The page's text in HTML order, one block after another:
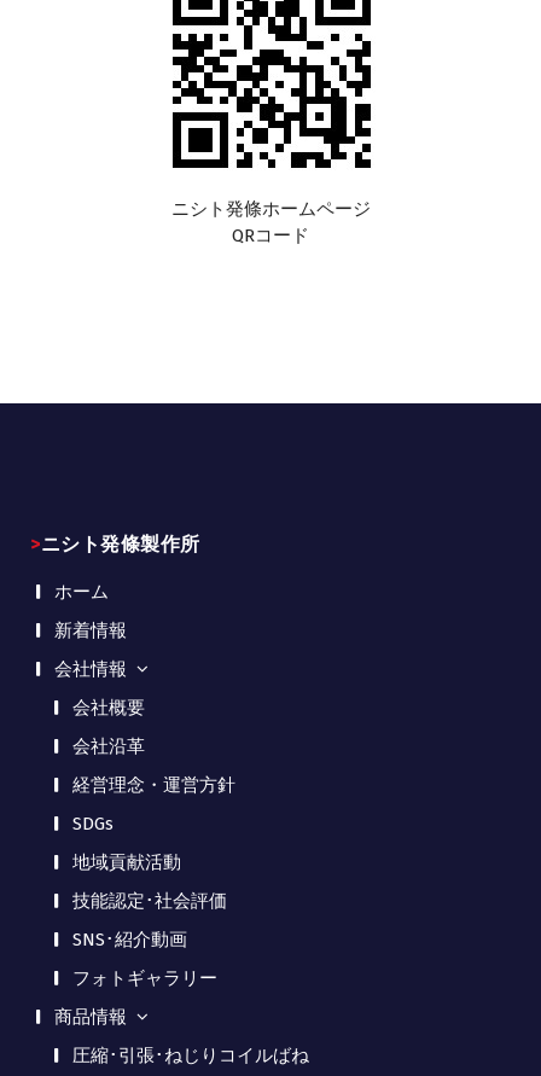
ニシト発條ホームページ
QRコード
>ニシト発條製作所
ホーム
新着情報
会社情報
会社概要
会社沿革
経営理念・運営方針
SDGs
地域貢献活動
技能認定･社会評価
SNS･紹介動画
フォトギャラリー
商品情報
圧縮･引張･ねじりコイルばね